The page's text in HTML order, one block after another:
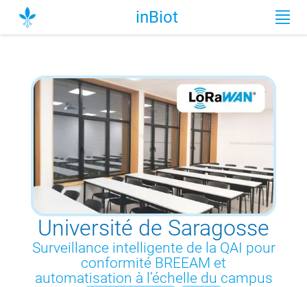
inBiot
Université de Saragosse
Surveillance intelligente de la QAI pour
conformité BREEAM et
automatisation à l’échelle du campus